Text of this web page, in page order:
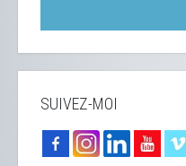
SUIVEZ-MOI